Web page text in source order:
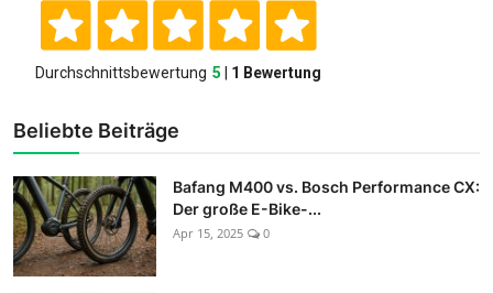
Beliebte Beiträge
Bafang M400 vs. Bosch Performance CX:
Der große E-Bike-...
Apr 15, 2025 0